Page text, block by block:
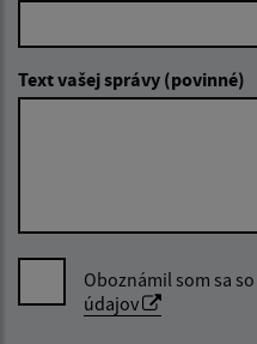
Text vašej správy (povinné)
Oboznámil som sa so
údajov